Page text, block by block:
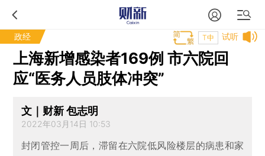
政经 试听
T中
上海新增感染者169例 市六院回
应“医务人员肢体冲突”
文｜财新 包志明
2022年03月14日 10:53
封闭管控一周后，滞留在六院低风险楼层的病患和家